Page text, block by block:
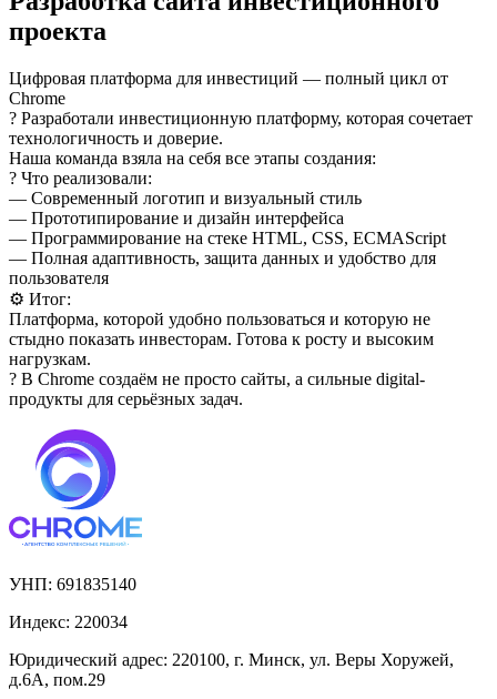
проекта
Цифровая платформа для инвестиций — полный цикл от
Chrome
? Разработали инвестиционную платформу, которая сочетает
технологичность и доверие.
Наша команда взяла на себя все этапы создания:
? Что реализовали:
— Современный логотип и визуальный стиль
— Прототипирование и дизайн интерфейса
— Программирование на стеке HTML, CSS, ECMAScript
— Полная адаптивность, защита данных и удобство для
пользователя
⚙️ Итог:
Платформа, которой удобно пользоваться и которую не
стыдно показать инвесторам. Готова к росту и высоким
нагрузкам.
? В Chrome создаём не просто сайты, а сильные digital-
продукты для серьёзных задач.
УНП: 691835140
Индекс: 220034
Юридический адрес: 220100, г. Минск, ул. Веры Хоружей,
д.6А, пом.29